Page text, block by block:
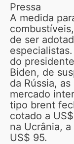
Pressa
A medida
de ser
do
Biden, de
da Rússia,
mercado
tipo brent
cotado a
na Ucrânia,
US$ 95.